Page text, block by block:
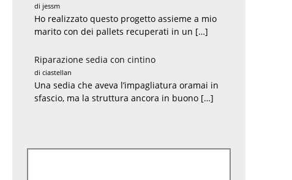
di jessm
Ho realizzato questo progetto assieme a mio
marito con dei pallets recuperati in un […]
Riparazione sedia con cintino
di ciastellan
Una sedia che aveva l’impagliatura oramai in
sfascio, ma la struttura ancora in buono […]